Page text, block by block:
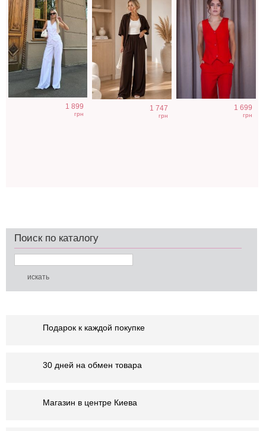
1 899
грн
1 747
грн
1 699
грн
Поиск по каталогу
Подарок к каждой покупке
30 дней на обмен товара
Магазин в центре Киева